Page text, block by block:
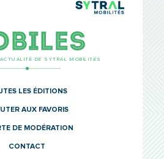
DE SYTRAL MOBILITÉS
LES ÉDITIONS
AUX FAVORIS
DE MODÉRATION
CONTACT